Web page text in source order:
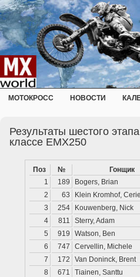
МОТОКРОСС НОВОСТИ
Результаты шестого
классе EMX250
Поз № Гонщик
1
189 Bogers, Brian
2
63 Klein Kromhof, Ceriel
3
254 Kouwenberg, Nick
4
811 Sterry, Adam
5
919 Watson, Ben
6
747 Cervellin, Michele
7
172 Van Doninck, Brent
8
671 Tiainen, Santtu